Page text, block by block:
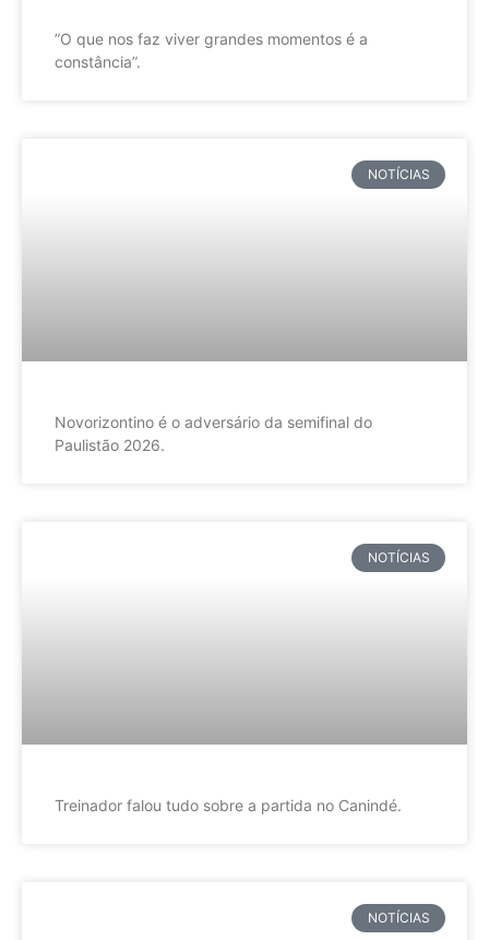
”O que nos faz viver grandes momentos é a
constância”.
NOTÍCIAS
Novorizontino é o adversário da semifinal do
Paulistão 2026.
NOTÍCIAS
Treinador falou tudo sobre a partida no Canindé.
NOTÍCIAS